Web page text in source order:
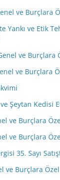
ve Burçlara
Yankı ve Etik
ve Burçlara
ve Burçlara
Şeytan Kedisi
ve Burçlara
ve Burçlara
35. Sayı
ve Burçlara